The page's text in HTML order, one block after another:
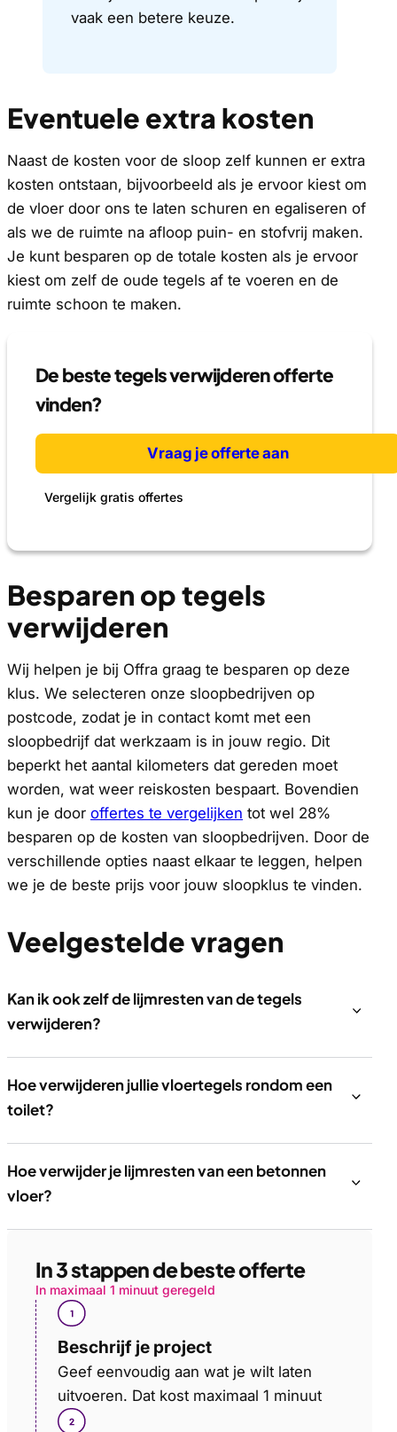
vaak een betere keuze.
Eventuele extra kosten
Naast de kosten voor de sloop zelf kunnen er extra
kosten ontstaan, bijvoorbeeld als je ervoor kiest om
de vloer door ons te laten schuren en egaliseren of
als we de ruimte na afloop puin- en stofvrij maken.
Je kunt besparen op de totale kosten als je ervoor
kiest om zelf de oude tegels af te voeren en de
ruimte schoon te maken.
De beste tegels verwijderen offerte
vinden?
Vraag je offerte aan
Vergelijk gratis offertes
Besparen op tegels
verwijderen
Wij helpen je bij Offra graag te besparen op deze
klus. We selecteren onze sloopbedrijven op
postcode, zodat je in contact komt met een
sloopbedrijf dat werkzaam is in jouw regio. Dit
beperkt het aantal kilometers dat gereden moet
worden, wat weer reiskosten bespaart. Bovendien
kun je door offertes te vergelijken tot wel 28%
besparen op de kosten van sloopbedrijven. Door de
verschillende opties naast elkaar te leggen, helpen
we je de beste prijs voor jouw sloopklus te vinden.
Veelgestelde vragen
Kan ik ook zelf de lijmresten van de tegels
verwijderen?
Hoe verwijderen jullie vloertegels rondom een
toilet?
Hoe verwijder je lijmresten van een betonnen
vloer?
In 3 stappen de beste offerte
In maximaal 1 minuut geregeld
Beschrijf je project
Geef eenvoudig aan wat je wilt laten
uitvoeren. Dat kost maximaal 1 minuut